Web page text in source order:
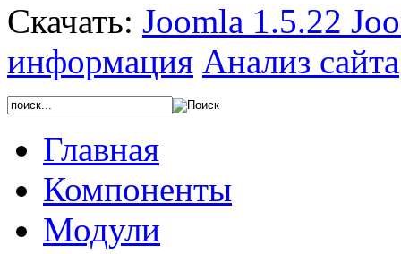
Скачать: Joomla 1.5.22
информация Анализ сайта
Главная
Компоненты
Модули